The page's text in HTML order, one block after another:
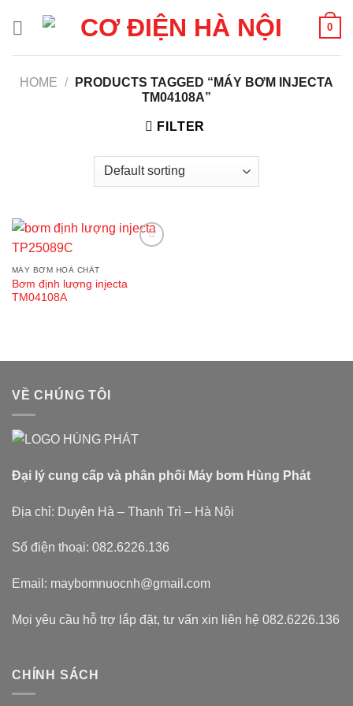
0
HOME /
PRODUCTS TAGGED “MÁY BƠM INJECTA
TM04108A”
FILTER
MÁY BƠM HOÁ CHẤT
Bơm định lượng injecta
TM04108A
VỀ CHÚNG TÔI
Đại lý cung cấp và phân phối Máy bơm Hùng Phát
Địa chỉ: Duyên Hà – Thanh Trì – Hà Nội
Số điện thoại: 082.6226.136
Email: maybomnuocnh@gmail.com
Mọi yêu cầu hỗ trợ lắp đặt, tư vấn xin liên hệ 082.6226.136
CHÍNH SÁCH